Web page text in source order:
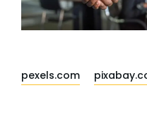
pexels.com